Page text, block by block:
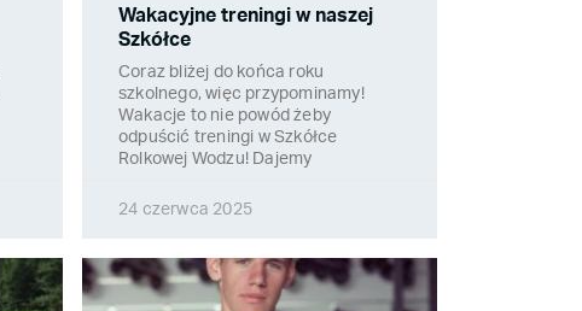
Wakacyjne treningi w naszej
Szkółce
Coraz bliżej do końca roku
szkolnego, więc przypominamy!
Wakacje to nie powód żeby
odpuścić treningi w Szkółce
Rolkowej Wodzu! Dajemy
24 czerwca 2025